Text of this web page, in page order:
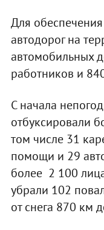
Для
автодорог на
автомобильных
работников и
С начала
отбуксировали
том числе 31
помощи и 29
более 2 100
убрали 102
от снега 870 км